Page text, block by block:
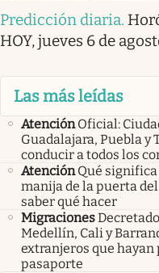
Predicción diaria.
HOY, jueves 6 de
Las más leídas
Atención Oficial:
Guadalajara, Puebla y
conducir a todos los
Atención Qué
manija de la puerta
saber qué hacer
Migraciones
Medellín, Cali y
extranjeros que
pasaporte